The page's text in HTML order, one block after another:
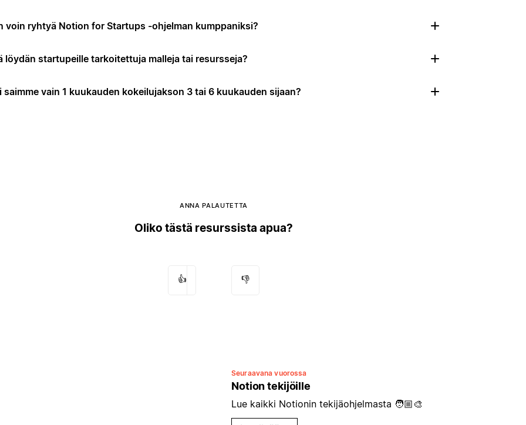
voin ryhtyä Notion for Startups -ohjelman kumppaniksi?
löydän startupeille tarkoitettuja malleja tai resursseja?
saimme vain 1 kuukauden kokeilujakson 3 tai 6 kuukauden sijaan?
ANNA PALAUTETTA
Oliko tästä resurssista apua?
👍 👎
Seuraavana vuorossa
Notion tekijöille
Lue kaikki Notionin tekijäohjelmasta 🧑🏼‍🎨